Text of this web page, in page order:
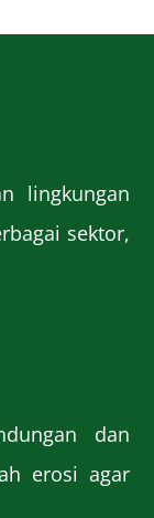
lingkungan
sektor,
dan
erosi agar